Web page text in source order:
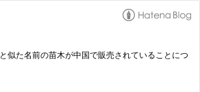
た名前の苗木が中国で販売されていることにつ